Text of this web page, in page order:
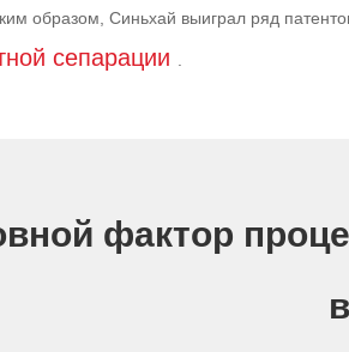
образом, Синьхай выиграл ряд
сепарации
фактор